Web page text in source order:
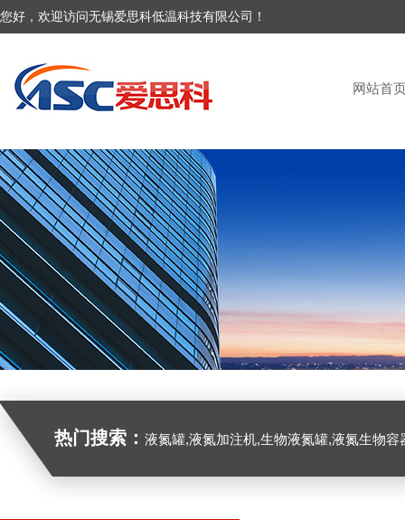
您好，欢迎访问无锡爱思科低温科技有限公司！
网站首
热门搜索： 液氮罐,液氮加注机,生物液氮罐,液氮生物容器,